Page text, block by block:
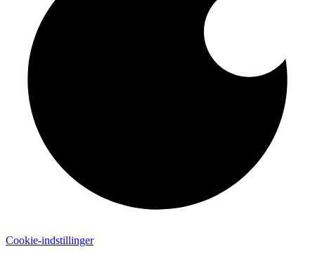
Cookie-indstillinger